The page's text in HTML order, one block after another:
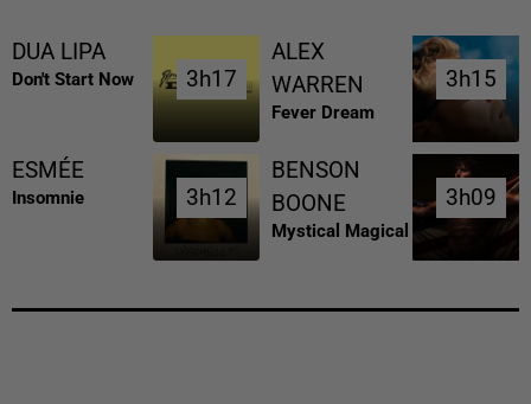
DUA LIPA
Don't Start Now 3h17
3h17
ALEX
WARREN
Fever Dream
3h15
3h15
ESMÉE
Insomnie 3h12
3h12
BENSON
BOONE
Mystical Magical
3h09
3h09